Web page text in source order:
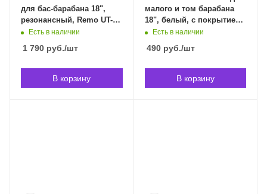
для бас-барабана 18",
резонансный, Remo UT-
1018-ES в Владивостоке
Есть в наличии
1 790 руб./шт
В корзину
малого и том барабана
18", белый, с покрытием,
Foix FDH-25WC-18 в
Есть в наличии
490руб./шт
В корзину